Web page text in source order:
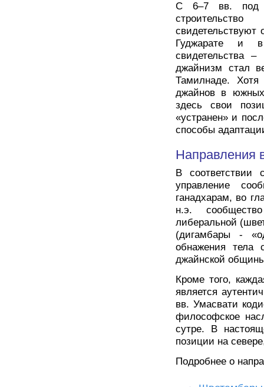
С 6–7 вв. под
свидетельствуют
Гуджарате и
свидетельства
джайнизм стал
Тамилнаде.
джайнов в южных
здесь свои
«устранен» и
способы
Направления
В
управление
ганадхарам, во
н.э.
либеральной
(дигамбары -
обнажения тела
джайнской
Кроме того,
является
вв. Умасвати
философское
сутре. В
позиции на
Подробнее о